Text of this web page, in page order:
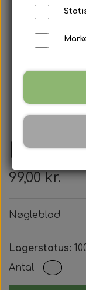
99,00 kr.
Nøgleblad
Lagerstatus:
Antal